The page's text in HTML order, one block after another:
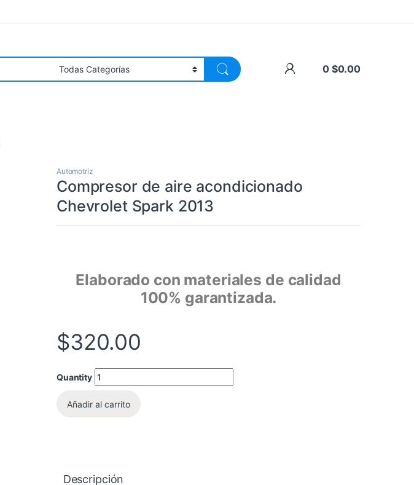
0 $0.00
Automotriz
Compresor de aire acondicionado
Chevrolet Spark 2013
Elaborado con materiales de calidad
100% garantizada.
$320.00
Quantity
Añadir al carrito
Descripción